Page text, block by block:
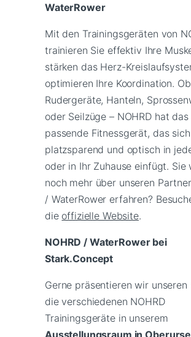
WaterRower
Mit den Trainingsgeräten von
trainieren Sie effektiv Ihre
stärken das Herz-
optimieren Ihre Koordination. Ob
Rudergeräte, Hanteln,
oder Seilzüge – NOHRD hat das
passende Fitnessgerät, das sich
platzsparend und optisch in
oder in Ihr Zuhause einfügt. Sie
noch mehr über unseren
/ WaterRower erfahren?
die offizielle Website.
NOHRD / WaterRower bei
Stark.Concept
Gerne präsentieren wir unseren
die verschiedenen NOHRD
Trainingsgeräte in unserem
Ausstellungsraum in